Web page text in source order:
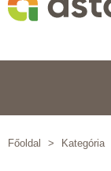
Főoldal > Kategória